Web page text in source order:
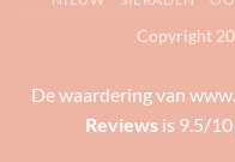
Copyright
De waardering van
Reviewsis 9.5/10